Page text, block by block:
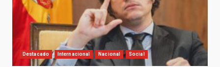
Destacado Internacional Nacional Social